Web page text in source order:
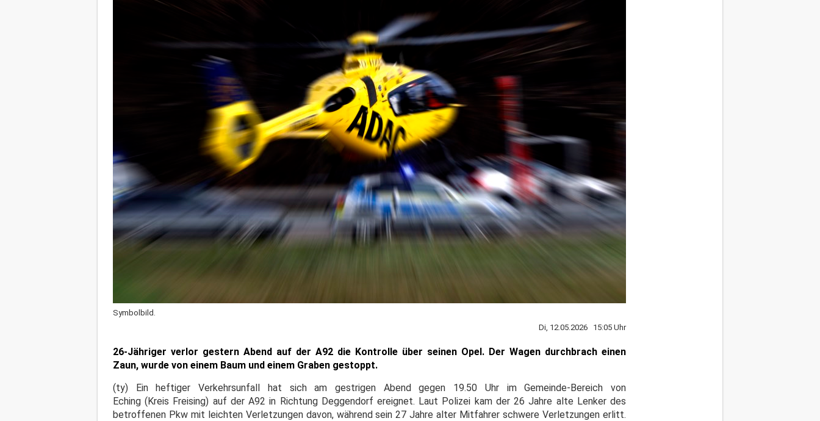
Symbolbild.
Di, 12.05.2026 15:05 Uhr
26-Jähriger verlor gestern Abend auf der A92 die Kontrolle über seinen Opel. Der Wagen durchbrach einen
Zaun, wurde von einem Baum und einem Graben gestoppt.
(ty) Ein heftiger Verkehrsunfall hat sich am gestrigen Abend gegen 19.50 Uhr im Gemeinde-Bereich von
Eching (Kreis Freising) auf der A92 in Richtung Deggendorf ereignet. Laut Polizei kam der 26 Jahre alte Lenker des
betroffenen Pkw mit leichten Verletzungen davon, während sein 27 Jahre alter Mitfahrer schwere Verletzungen erlitt.